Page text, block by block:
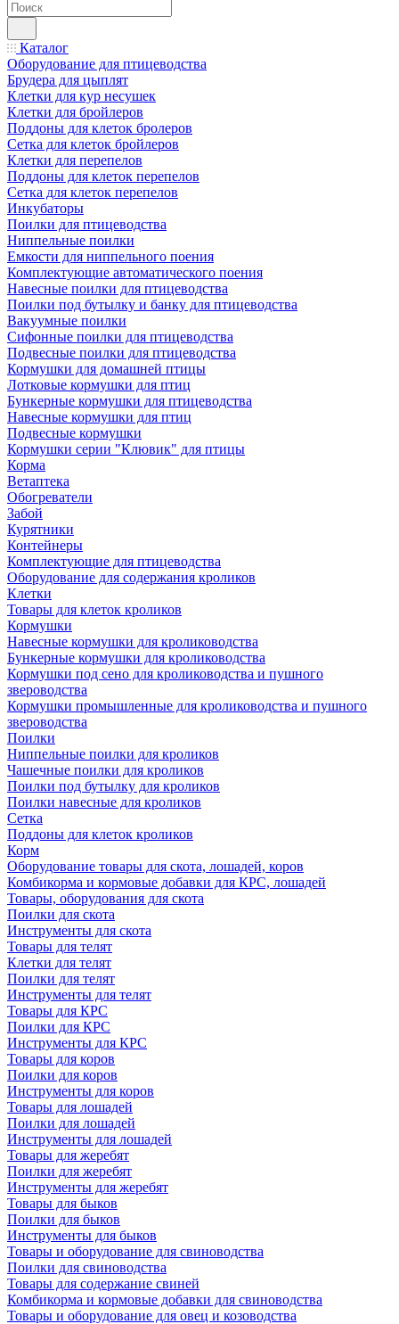
Каталог
Оборудование для птицеводства
Брудера для цыплят
Клетки для кур несушек
Клетки для бройлеров
Поддоны для клеток бролеров
Сетка для клеток бройлеров
Клетки для перепелов
Поддоны для клеток перепелов
Сетка для клеток перепелов
Инкубаторы
Поилки для птицеводства
Ниппельные поилки
Емкости для ниппельного поения
Комплектующие автоматического поения
Навесные поилки для птицеводства
Поилки под бутылку и банку для птицеводства
Вакуумные поилки
Сифонные поилки для птицеводства
Подвесные поилки для птицеводства
Кормушки для домашней птицы
Лотковые кормушки для птиц
Бункерные кормушки для птицеводства
Навесные кормушки для птиц
Подвесные кормушки
Кормушки серии "Клювик" для птицы
Корма
Ветаптека
Обогреватели
Забой
Курятники
Контейнеры
Комплектующие для птицеводства
Оборудование для содержания кроликов
Клетки
Товары для клеток кроликов
Кормушки
Навесные кормушки для кролиководства
Бункерные кормушки для кролиководства
Кормушки под сено для кролиководства и пушного
звероводства
Кормушки промышленные для кролиководства и пушного
звероводства
Поилки
Ниппельные поилки для кроликов
Чашечные поилки для кроликов
Поилки под бутылку для кроликов
Поилки навесные для кроликов
Сетка
Поддоны для клеток кроликов
Корм
Оборудование товары для скота, лошадей, коров
Комбикорма и кормовые добавки для КРС, лошадей
Товары, оборудования для скота
Поилки для скота
Инструменты для скота
Товары для телят
Клетки для телят
Поилки для телят
Инструменты для телят
Товары для КРС
Поилки для КРС
Инструменты для КРС
Товары для коров
Поилки для коров
Инструменты для коров
Товары для лошадей
Поилки для лошадей
Инструменты для лошадей
Товары для жеребят
Поилки для жеребят
Инструменты для жеребят
Товары для быков
Поилки для быков
Инструменты для быков
Товары и оборудование для свиноводства
Поилки для свиноводства
Товары для содержание свиней
Комбикорма и кормовые добавки для свиноводства
Товары и оборудование для овец и козоводства